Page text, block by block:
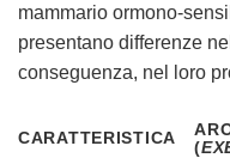
mammario ormono-
presentano differenze
conseguenza, nel loro
CARATTERISTICA
(